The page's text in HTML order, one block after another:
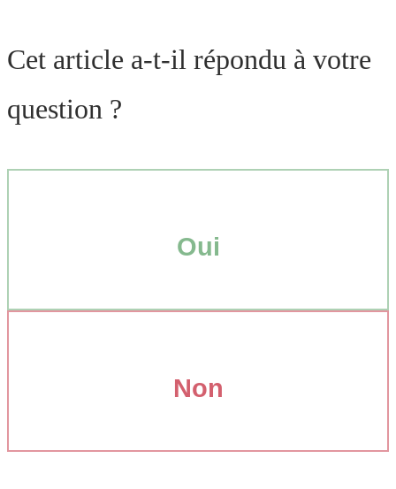
Cet article a-t-il répondu à votre
question ?
Oui
Non